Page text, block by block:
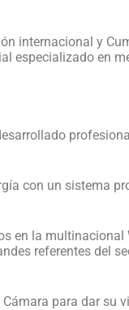
internacional y
especializado en
con un sistema
en la
referentes del
para dar su